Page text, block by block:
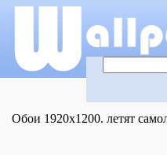
Обои 1920x1200. летят